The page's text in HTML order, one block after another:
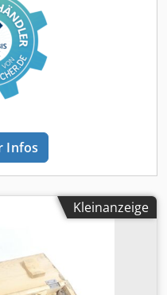
Infos
Kleinanzeige